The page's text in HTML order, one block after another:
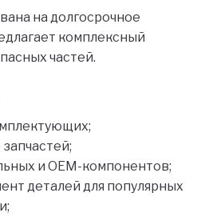
на долгосрочное
комплексный
частей.
и OEM-компонентов;
деталей для популярных